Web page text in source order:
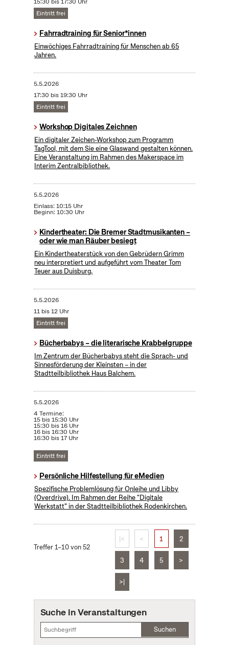
15:30 bis 17:30 Uhr
Eintritt frei
Fahrradtraining für Senior*innen
Einwöchiges Fahrradtraining für Menschen ab 65
Jahren.
5.5.2026
17:30 bis 19:30 Uhr
Eintritt frei
Workshop Digitales Zeichnen
Ein digitaler Zeichen-Workshop zum Programm
TagTool, mit dem Sie eine Glaswand gestalten können.
Eine Veranstaltung im Rahmen des Makerspace im
Interim Zentralbibliothek.
5.5.2026
Einlass: 10:15 Uhr
Beginn: 10:30 Uhr
Kindertheater: Die Bremer Stadtmusikanten –
oder wie man Räuber besiegt
Ein Kindertheaterstück von den Gebrüdern Grimm
neu interpretiert und aufgeführt vom Theater Tom
Teuer aus Duisburg.
5.5.2026
11 bis 12 Uhr
Eintritt frei
Bücherbabys – die literarische Krabbelgruppe
Im Zentrum der Bücherbabys steht die Sprach- und
Sinnesförderung der Kleinsten – in der
Stadtteilbibliothek Haus Balchem.
5.5.2026
4 Termine:
15 bis 15:30 Uhr
15:30 bis 16 Uhr
16 bis 16:30 Uhr
16:30 bis 17 Uhr
Eintritt frei
Persönliche Hilfestellung für eMedien
Spezifische Problemlösung für Onleihe und Libby
(Overdrive). Im Rahmen der Reihe "Digitale
Werkstatt" in der Stadtteilbibliothek Rodenkirchen.
Treffer 1–10 von 52
|< < 1 2
3 4 5 >
>|
Suche in Veranstaltungen
Suchen